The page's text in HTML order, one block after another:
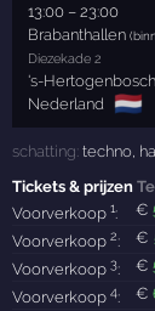
13:00 –23:00
Brabanthallen
Diezekade 2
's-Hertogenbosch
Nederland
🇳🇱
schatting:techno
Tickets & prijzen
Voorverkoop1: €
Voorverkoop2: €
Voorverkoop3: €
Voorverkoop4: €